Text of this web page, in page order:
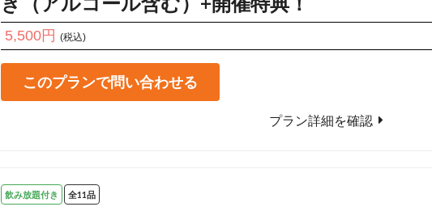
5,500円 (税込)
このプランで問い合わせる
プラン詳細を確認
飲み放題付き 全11品